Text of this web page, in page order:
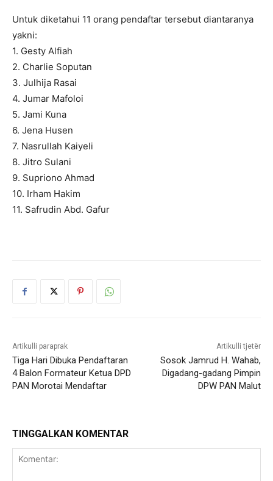
Untuk diketahui 11 orang pendaftar tersebut diantaranya
yakni:
1. Gesty Alfiah
2. Charlie Soputan
3. Julhija Rasai
4. Jumar Mafoloi
5. Jami Kuna
6. Jena Husen
7. Nasrullah Kaiyeli
8. Jitro Sulani
9. Supriono Ahmad
10. Irham Hakim
11. Safrudin Abd. Gafur
Artikulli paraprak
Tiga Hari Dibuka Pendaftaran
4 Balon Formateur Ketua DPD
PAN Morotai Mendaftar
Artikulli tjetër
Sosok Jamrud H. Wahab,
Digadang-gadang Pimpin
DPW PAN Malut
TINGGALKAN KOMENTAR